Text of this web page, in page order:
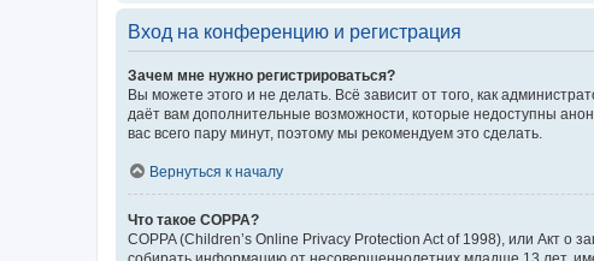
Вход на конференцию и регистрация
Зачем мне нужно регистрироваться?
Вы можете этого и не делать. Всё зависит от того, как
даёт вам дополнительные возможности, которые недоступны
вас всего пару минут, поэтому мы рекомендуем это сделать.
Вернуться к началу
Что такое COPPA?
COPPA (Children’s Online Privacy Protection Act of 1998), или Акт о